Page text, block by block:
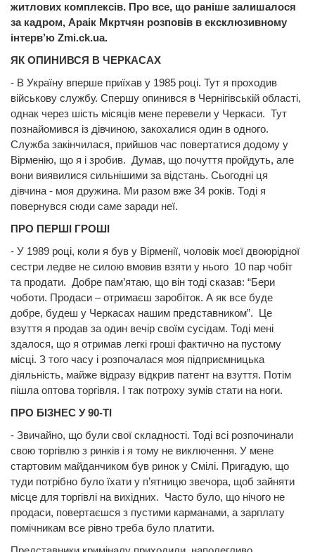
житлових комплексів. Про все, що раніше залишалося
за кадром, Араік Мкртчян розповів в ексклюзивному
інтерв’ю Zmi.ck.ua.
ЯК ОПИНИВСЯ В ЧЕРКАСАХ
- В Україну вперше приїхав у 1985 році. Тут я проходив
військову службу. Спершу опинився в Чернігівській області,
однак через шість місяців мене перевели у Черкаси. Тут
познайомився із дівчиною, закохалися один в одного.
Служба закінчилася, прийшов час повертатися додому у
Вірменію, що я і зробив. Думав, що почуття пройдуть, але
вони виявилися сильнішими за відстань. Сьогодні ця
дівчина - моя дружина. Ми разом вже 34 років. Тоді я
повернувся cюди саме заради неї.
ПРО ПЕРШІ ГРОШІ
- У 1989 році, коли я був у Вірменії, чоловік моєї двоюрідної
сестри ледве не силою вмовив взяти у нього 10 пар чобіт
та продати. Добре пам’ятаю, що він тоді сказав: “Бери
чоботи. Продаси – отримаєш заробіток. А як все буде
добре, будеш у Черкасах нашим представником”. Це
взуття я продав за один вечір своїм сусідам. Тоді мені
здалося, що я отримав легкі гроші фактично на пустому
місці. З того часу і розпочалася моя підприємницька
діяльність, майже відразу відкрив патент на взуття. Потім
пішла оптова торгівля. І так потроху зумів стати на ноги.
ПРО БІЗНЕС У 90-ТІ
- Звичайно, що були свої складності. Тоді всі розпочинали
свою торгівлю з ринків і я тому не виключення. У мене
стартовим майданчиком був ринок у Смілі. Пригадую, що
туди потрібно було їхати у п’ятницю звечора, щоб зайняти
місце для торгівлі на вихідних. Часто було, що нічого не
продаси, повертаєшся з пустими карманами, а зарплату
помічникам все рівно треба було платити.